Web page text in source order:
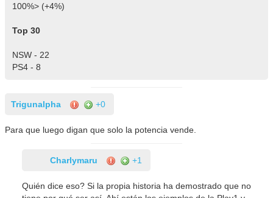
100%> (+4%)
Top 30
NSW - 22
PS4 - 8
Trigunalpha +0
Para que luego digan que solo la potencia vende.
Charlymaru +1
Quién dice eso? Si la propia historia ha demostrado que no